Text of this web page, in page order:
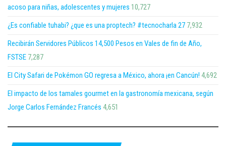
acoso para niñas, adolescentes y mujeres 10,727
¿Es confiable tuhabi? ¿que es una proptech? #tecnocharla 27 7,932
Recibirán Servidores Públicos 14,500 Pesos en Vales de fin de Año,
FSTSE 7,287
El City Safari de Pokémon GO regresa a México, ahora ¡en Cancún! 4,692
El impacto de los tamales gourmet en la gastronomía mexicana, según
Jorge Carlos Fernández Francés 4,651